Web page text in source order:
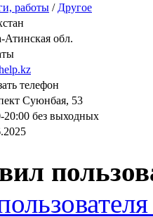
работы / Другое
Атинская обл.
телефон
Суюнбая, 53
20:00 без выходных